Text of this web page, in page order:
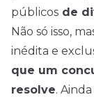
públicos de
Não só isso,
inédita e
que um
resolve.